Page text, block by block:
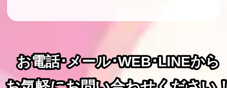
お電話･メール･WEB･LINEから
お電話･メール･WEB･LINEから